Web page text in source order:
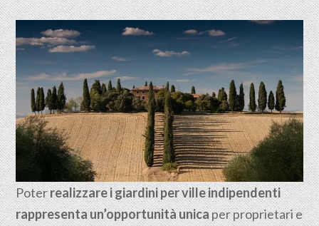
Poterrealizzare i giardini per ville indipendenti
rappresenta un’opportunità unicaper proprietari e